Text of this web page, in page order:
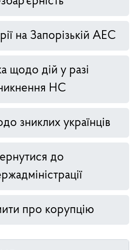
на Запорізькій АЕС
щодо дій у разі
НС
зниклих українців
до
про корупцію